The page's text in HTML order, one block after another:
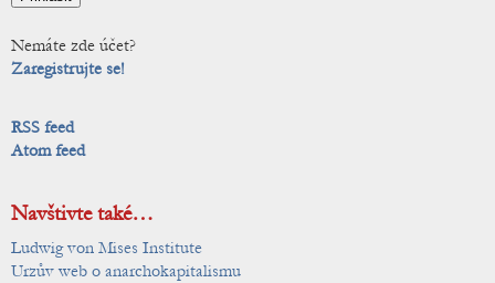
Nemáte zde účet?
Zaregistrujte se!
RSS feed
Atom feed
Navštivte také…
Ludwig von Mises Institute
Urzův web o anarchokapitalismu